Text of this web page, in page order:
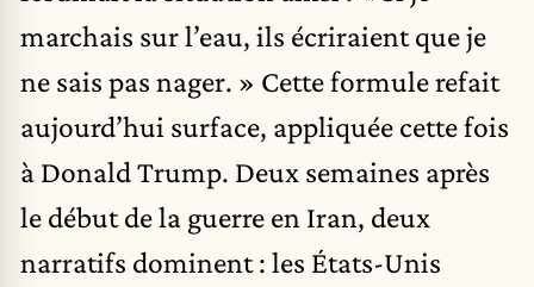
marchais sur l’eau, ils écriraient que je
ne sais pas nager. » Cette formule refait
aujourd’hui surface, appliquée cette fois
à Donald Trump. Deux semaines après
le début de la guerre en Iran, deux
narratifs dominent : les États-Unis